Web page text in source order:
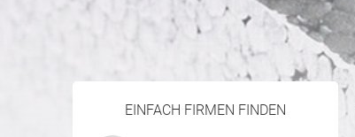
EINFACH FIRMEN FINDEN